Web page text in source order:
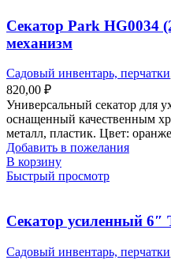
Секатор Park HG0034
механизм
Садовый инвентарь, перчатки
820,00 ₽
Универсальный секатор для
оснащенный качественным
металл, пластик. Цвет:
Добавить в пожелания
В корзину
Быстрый просмотр
Секатор усиленный 6″
Садовый инвентарь, перчатки